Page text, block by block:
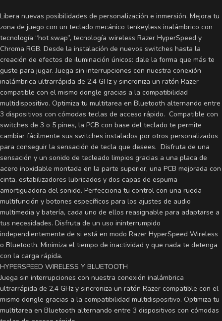
Libera nuevas posibilidades de personalización e inmersión. Mejora tu
zona de juego con un teclado mecánico tenkeyless inalámbrico con
tecnología “hot swap”, tecnología wireless Razer HyperSpeed y
Chroma RGB. Desde la instalación de nuevos switches hasta la
creación de efectos de iluminación únicos: dale la forma que más te
guste para jugar. Juega sin interrupciones con nuestra conexión
inalámbrica ultrarrápida de 2,4 GHz y sincroniza un ratón Razer
compatible con el mismo dongle gracias a la compatibilidad
multidispositivo. Optimiza tu multitarea en Bluetooth alternando entre
3 dispositivos con cómodas teclas de acceso rápido. Compatible con
switches de 3 o 5 pines, la PCB con base del teclado te permite
cambiar fácilmente sus switches instalados por otros personalizados
para conseguir la sensación de tecla que desees. Disfruta de una
sensación y un sonido de tecleado limpios gracias a una placa de
acero inoxidable montada en la parte superior, una PCB mejorada con
cinta, estabilizadores lubricados y dos capas de espuma
amortiguadora del sonido. Perfecciona tu control con una rueda
multifunción y botones específicos para los ajustes de audio
multimedia y batería, cada uno de ellos reasignable para adaptarse a
tus necesidades. Disfruta de un uso ininterrumpido
independientemente de si está en modo Razer HyperSpeed Wireless
o Bluetooth. Minimiza el tiempo de inactividad y que nada te detenga
con la carga rápida.
HYPERSPEED WIRELESS Y BLUETOOTH
Juega sin interrupciones con nuestra conexión inalámbrica
ultrarrápida de 2,4 GHz y sincroniza un ratón Razer compatible con el
mismo dongle gracias a la compatibilidad multidispositivo. Optimiza tu
multitarea en Bluetooth alternando entre 3 dispositivos con cómodas